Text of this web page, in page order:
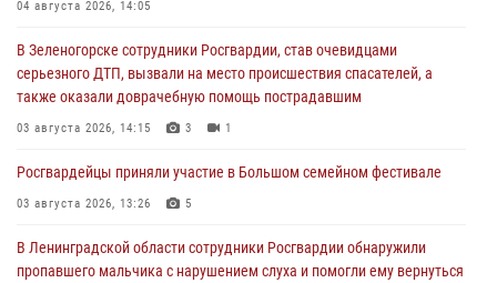
04 августа 2026, 14:05
В Зеленогорске сотрудники Росгвардии, став очевидцами
серьезного ДТП, вызвали на место происшествия спасателей, а
также оказали доврачебную помощь пострадавшим
03 августа 2026, 14:15 3 1
Росгвардейцы приняли участие в Большом семейном фестивале
03 августа 2026, 13:26 5
В Ленинградской области сотрудники Росгвардии обнаружили
пропавшего мальчика с нарушением слуха и помогли ему вернуться